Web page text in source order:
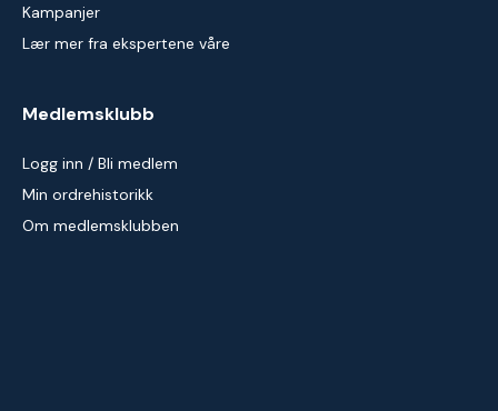
Kampanjer
Lær mer fra ekspertene våre
Medlemsklubb
Logg inn / Bli medlem
Min ordrehistorikk
Om medlemsklubben